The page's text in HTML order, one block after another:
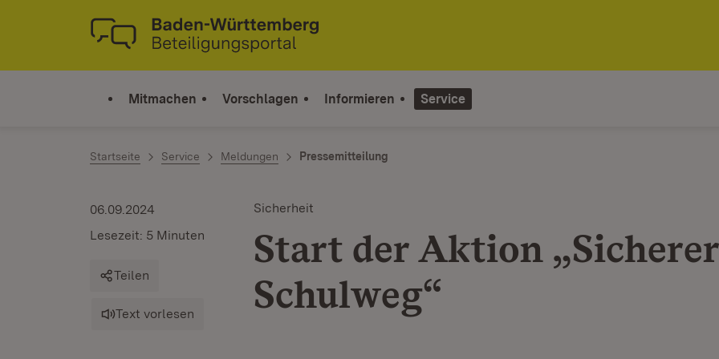
Zum Inhalt springen
Link zur Startseite
Mitmachen Vorschlagen Informieren Service
Startseite Service Meldungen Pressemitteilung
Sicherheit
Start der Aktion „Sicherer
Schulweg“
06.09.2024
Lesezeit: 5 Minuten
Teilen
Text vorlesen